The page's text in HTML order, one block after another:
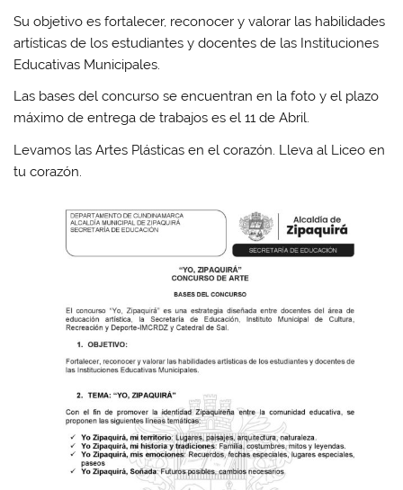
Su objetivo es fortalecer, reconocer y valorar las habilidades
artísticas de los estudiantes y docentes de las Instituciones
Educativas Municipales.
Las bases del concurso se encuentran en la foto y el plazo
máximo de entrega de trabajos es el 11 de Abril.
Levamos las Artes Plásticas en el corazón. Lleva al Liceo en
tu corazón.